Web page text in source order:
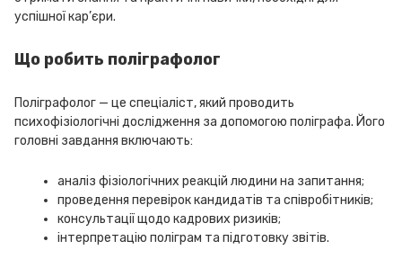
успішної кар’єри.
Що робить поліграфолог
Поліграфолог — це спеціаліст, який проводить
психофізіологічні дослідження за допомогою поліграфа. Його
головні завдання включають:
аналіз фізіологічних реакцій людини на запитання;
проведення перевірок кандидатів та співробітників;
консультації щодо кадрових ризиків;
інтерпретацію поліграм та підготовку звітів.